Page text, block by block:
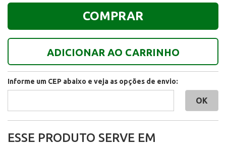
ADICIONAR AO CARRINHO
COMPRAR
Informe um CEP abaixo e veja as opções de envio:
ESSE PRODUTO SERVE EM